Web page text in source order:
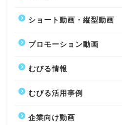
ショート動画・縦型動画
プロモーション動画
むびる情報
むびる活用事例
企業向け動画